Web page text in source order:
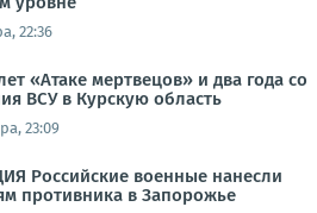
22:36
«Атаке мертвецов» и два года со
ВСУ в Курскую область
23:09
Российские военные нанесли
противника в Запорожье